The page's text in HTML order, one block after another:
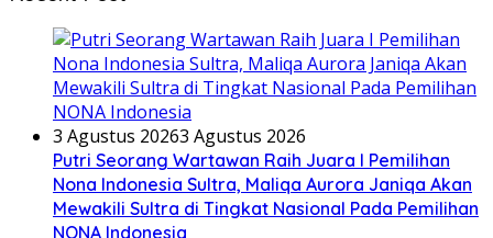
3 Agustus 20263 Agustus 2026
Putri Seorang Wartawan ‎Raih Juara I Pemilihan
Nona Indonesia Sultra, Maliqa Aurora Janiqa Akan
Mewakili Sultra di Tingkat Nasional Pada Pemilihan
NONA Indonesia